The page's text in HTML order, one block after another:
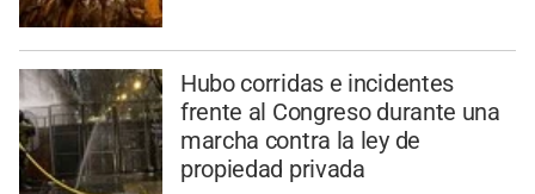
Hubo corridas e incidentes
frente al Congreso durante una
marcha contra la ley de
propiedad privada